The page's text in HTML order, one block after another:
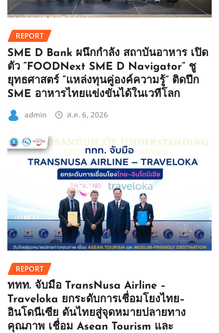
REPORT
SME D Bank ผนึกกำลัง สถาบันอาหาร เปิด
ตัว “FOODNext SME D Navigator” ชู
ยุทธศาสตร์ “แหล่งทุนคู่องค์ความรู้” ติดปีก
SME อาหารไทยแข่งขันได้ในเวทีโลก
admin ส.ค. 6, 2026
REPORT
ททท. จับมือ TransNusa Airline –
Traveloka ยกระดับการเชื่อมโยงไทย–
อินโดนีเซีย ดันไทยสู่จุดหมายปลายทาง
คุณภาพ เชื่อม Asean Tourism และ